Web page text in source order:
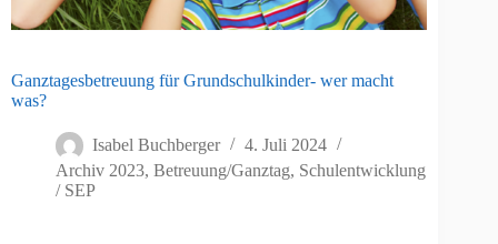
Ganztagesbetreuung für Grundschulkinder- wer macht
was?
Isabel Buchberger
4. Juli 2024
Archiv 2023, Betreuung/Ganztag, Schulentwicklung
/ SEP